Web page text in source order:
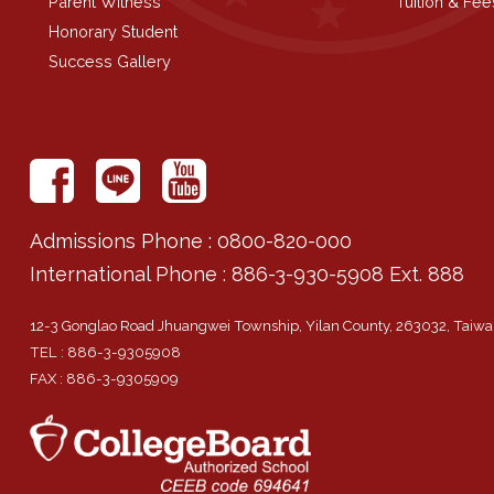
Admissions Phone : 0800-820-000
International Phone : 886-3-930-5908 Ext. 888
12-3 Gonglao Road Jhuangwei Township, Yilan County, 263032,
TEL
: 886-3-9305908
FAX: 886-3-9305909
Honorary Student
Success Gallery